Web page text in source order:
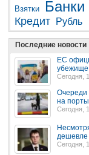
Взятки Банки
Кредит Рубль
Последние новости
ЕС
Сегодня,
Очереди
на
Сегодня,
Сегодня,